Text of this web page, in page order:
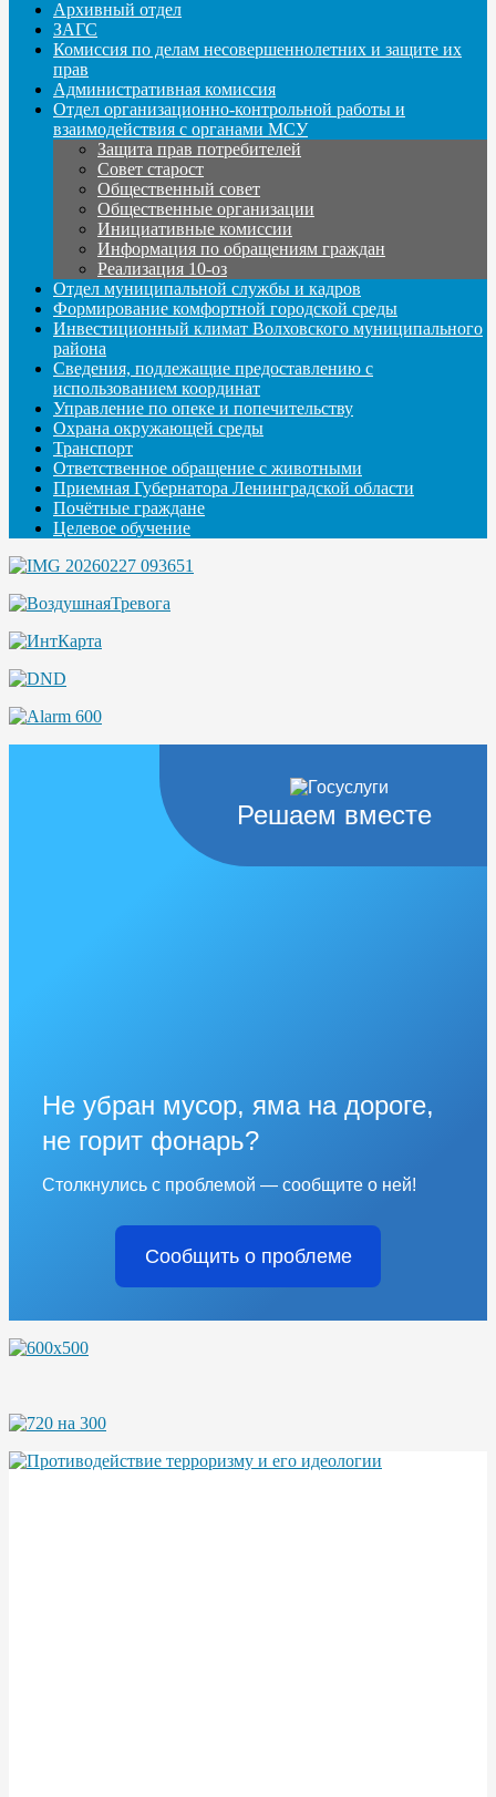
Архивный отдел
ЗАГС
Комиссия по делам несовершеннолетних и защите их
прав
Административная комиссия
Отдел организационно-контрольной работы и
взаимодействия с органами МСУ
Защита прав потребителей
Совет старост
Общественный совет
Общественные организации
Инициативные комиссии
Информация по обращениям граждан
Реализация 10-оз
Отдел муниципальной службы и кадров
Формирование комфортной городской среды
Инвестиционный климат Волховского муниципального
района
Сведения, подлежащие предоставлению с
использованием координат
Управление по опеке и попечительству
Охрана окружающей среды
Транспорт
Ответственное обращение с животными
Приемная Губернатора Ленинградской области
Почётные граждане
Целевое обучение
Решаем вместе
Не убран мусор, яма на дороге,
не горит фонарь?
Столкнулись с проблемой — сообщите о ней!
Сообщить о проблеме